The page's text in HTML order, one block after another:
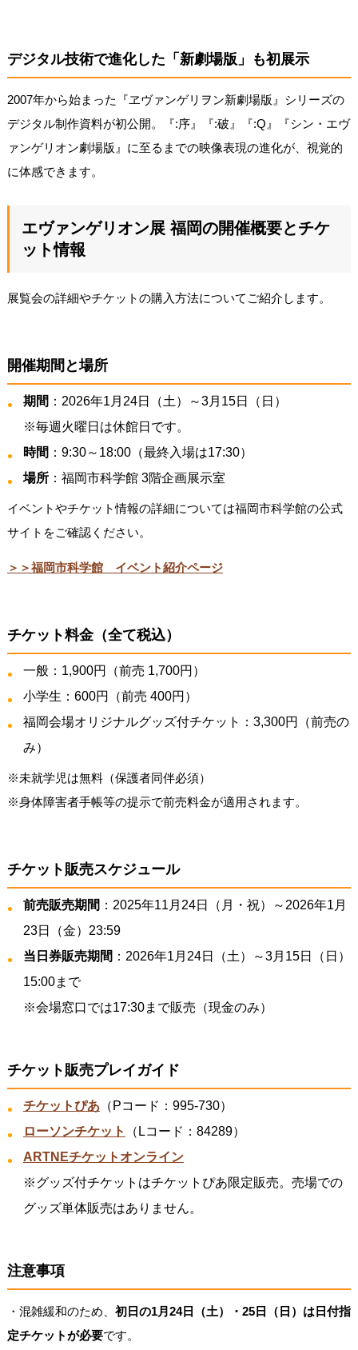
デジタル技術で進化した「新劇場版」も初展示
2007年から始まった『ヱヴァンゲリヲン新劇場版』シリーズの
デジタル制作資料が初公開。『:序』『:破』『:Q』『シン・エヴ
ァンゲリオン劇場版』に至るまでの映像表現の進化が、視覚的
に体感できます。
エヴァンゲリオン展 福岡の開催概要とチケ
ット情報
展覧会の詳細やチケットの購入方法についてご紹介します。
開催期間と場所
期間 ：2026年1月24日（土）～3月15日（日）
※毎週火曜日は休館日です。
時間 ：9:30～18:00（最終入場は17:30）
場所：福岡市科学館 3階企画展示室
イベントやチケット情報の詳細については福岡市科学館の公式
サイトをご確認ください。
＞＞福岡市科学館 イベント紹介ページ
チケット料金（全て税込）
一般：1,900円（前売 1,700円）
小学生：600円（前売 400円）
福岡会場オリジナルグッズ付チケット：3,300円（前売の
み）
※未就学児は無料（保護者同伴必須）
※身体障害者手帳等の提示で前売料金が適用されます。
チケット販売スケジュール
前売販売期間 ：2025年11月24日（月・祝）～2026年1月
23日（金）23:59
当日券販売期間 ：2026年1月24日（土）～3月15日（日）
15:00まで
※会場窓口では17:30まで販売（現金のみ）
チケット販売プレイガイド
チケットぴあ（Pコード：995-730）
ローソンチケット
（Lコード：84289）
ARTNEチケットオンライン
※グッズ付チケットはチケットぴあ限定販売。売場での
グッズ単体販売はありません。
注意事項
・混雑緩和のため、 初日の1月24日（土）・25日（日）は日付指
定チケットが必要です。